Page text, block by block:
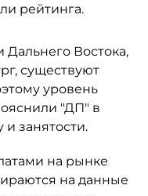
рейтинга.
Дальнего Востока,
существуют
уровень
"ДП" в
и занятости.
на рынке
на данные